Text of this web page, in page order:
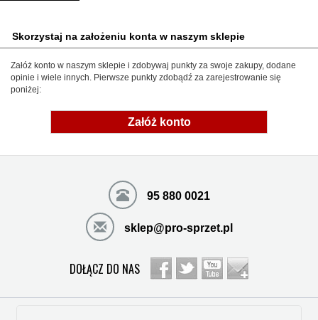
Skorzystaj na założeniu konta w naszym sklepie
Załóż konto w naszym sklepie i zdobywaj punkty za swoje zakupy, dodane
opinie i wiele innych. Pierwsze punkty zdobądź za zarejestrowanie się
poniżej:
Załóż konto
95 880 0021
sklep@pro-sprzet.pl
DOŁĄCZ DO NAS